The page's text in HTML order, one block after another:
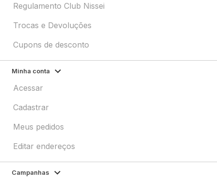
Regulamento Club Nissei
Trocas e Devoluções
Cupons de desconto
Minha conta
Acessar
Cadastrar
Meus pedidos
Editar endereços
Campanhas